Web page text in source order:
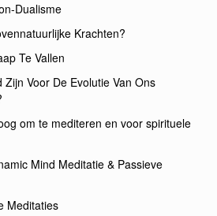
Dualisme
Krachten?
Te Vallen
Voor De Evolutie Van Ons
om te mediteren en voor spirituele
Mind Meditatie & Passieve
Meditaties